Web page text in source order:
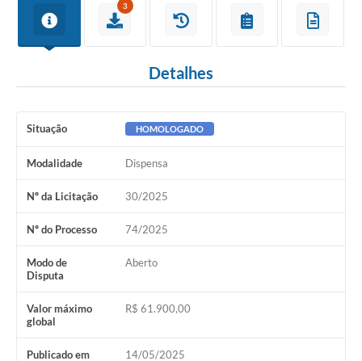
3
Detalhes
Situação HOMOLOGADO
Modalidade Dispensa
Nº da Licitação 30/2025
Nº do Processo 74/2025
Modo de
Disputa
Aberto
Valor máximo
global
R$ 61.900,00
Publicado em 14/05/2025